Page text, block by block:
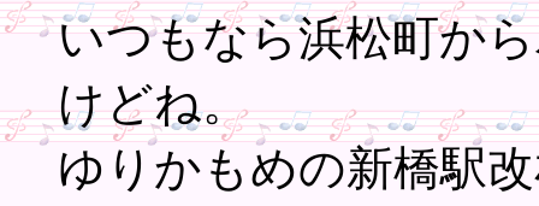
いつもなら浜松町か
けどね。
ゆりかもめの新橋駅